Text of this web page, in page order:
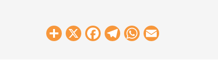
Share
X Facebook
Telegram
WhatsApp